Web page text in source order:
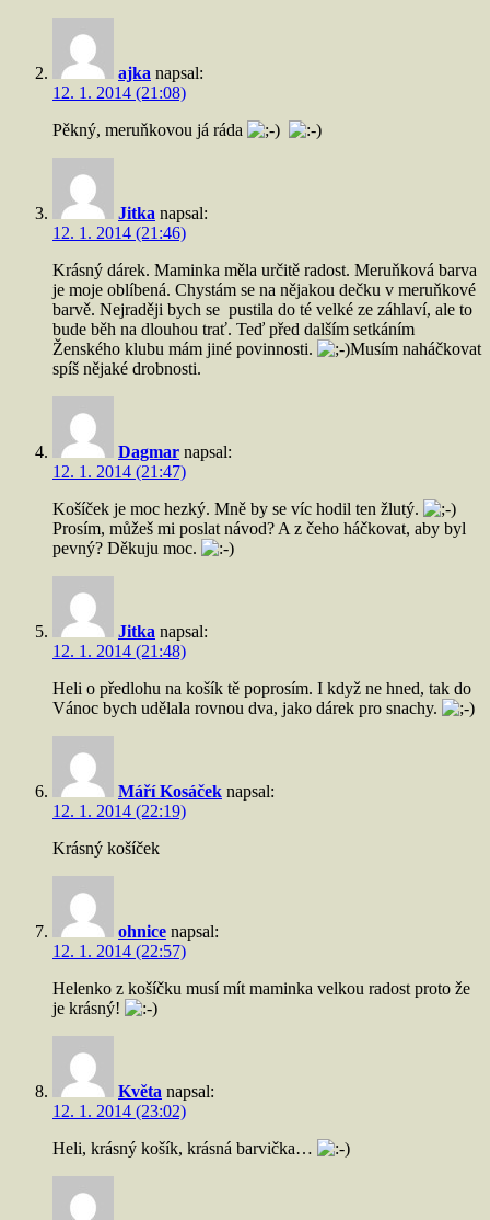
ajka napsal:
12. 1. 2014 (21:08)
Pěkný, meruňkovou já ráda
Jitka napsal:
12. 1. 2014 (21:46)
Krásný dárek. Maminka měla určitě radost. Meruňková barva
je moje oblíbená. Chystám se na nějakou dečku v meruňkové
barvě. Nejraději bych se pustila do té velké ze záhlaví, ale to
bude běh na dlouhou trať. Teď před dalším setkáním
Ženského klubu mám jiné povinnosti.
Musím naháčkovat
spíš nějaké drobnosti.
Dagmar napsal:
12. 1. 2014 (21:47)
Košíček je moc hezký. Mně by se víc hodil ten žlutý.
Prosím, můžeš mi poslat návod? A z čeho háčkovat, aby byl
pevný? Děkuju moc.
Jitka napsal:
12. 1. 2014 (21:48)
Heli o předlohu na košík tě poprosím. I když ne hned, tak do
Vánoc bych udělala rovnou dva, jako dárek pro snachy.
Máří Kosáček napsal:
12. 1. 2014 (22:19)
Krásný košíček
ohnice napsal:
12. 1. 2014 (22:57)
Helenko z košíčku musí mít maminka velkou radost proto že
je krásný!
Květa napsal:
12. 1. 2014 (23:02)
Heli, krásný košík, krásná barvička…